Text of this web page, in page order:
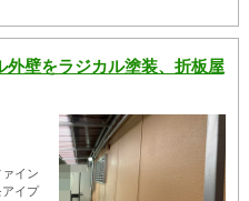
壁をラジカル塗装、折板屋
イン
イプ